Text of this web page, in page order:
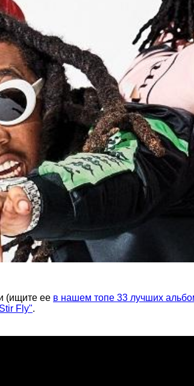
(ищите ее в нашем топе 33 лучших
Fly".